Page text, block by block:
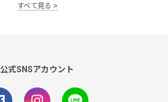
すべて見る
公式SNSアカウント